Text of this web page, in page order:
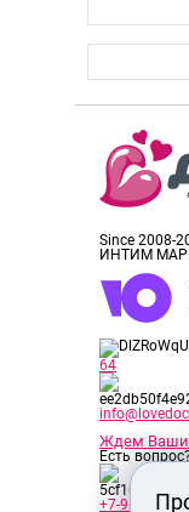
Since 2008-
ИНТИМ
64
Ждем
Есть
+7-913-917-